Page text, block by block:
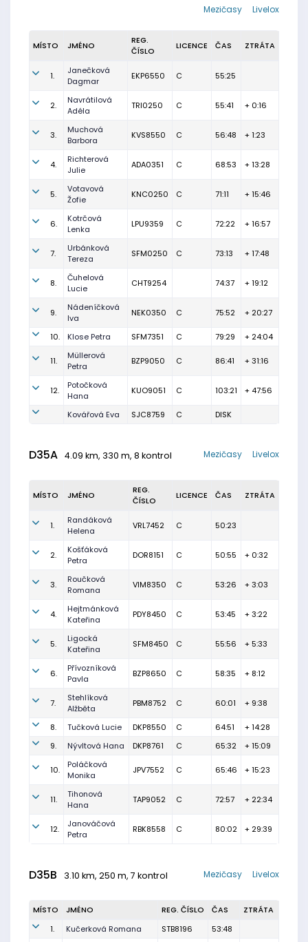
Livelox
Mezičasy
MÍSTO JMÉNO
REG.
ČÍSLO
LICENCE ČAS ZTRÁTA
1.
Janečková
Dagmar
EKP6550 C 55:25
2.
Navrátilová
Adéla
TRI0250 C 55:41 + 0:16
3.
Muchová
Barbora
KVS8550 C 56:48 + 1:23
4.
Richterová
Julie
ADA0351 C 68:53 + 13:28
5.
Votavová
Žofie
KNC0250 C 71:11 + 15:46
6.
Kotrčová
Lenka
LPU9359 C 72:22 + 16:57
7.
Urbánková
Tereza
SFM0250 C 73:13 + 17:48
8.
Čuhelová
Lucie
CHT9254 74:37 + 19:12
9.
Nádeníčková
Iva
NEK0350 C 75:52 + 20:27
10. Klose Petra SFM7351 C 79:29 + 24:04
11.
Müllerová
Petra
BZP9050 C 86:41 + 31:16
12.
Potočková
Hana
KUO9051 C 103:21 + 47:56
Kovářová Eva SJC8759 C DISK
D35A 4.09 km, 330 m, 8 kontrol Livelox
Mezičasy
MÍSTO JMÉNO
REG.
ČÍSLO
LICENCE ČAS ZTRÁTA
1.
Randáková
Helena
VRL7452 C 50:23
2.
Košťáková
Petra
DOR8151 C 50:55 + 0:32
3.
Roučková
Romana
VIM8350 C 53:26 + 3:03
4.
Hejtmánková
Kateřina
PDY8450 C 53:45 + 3:22
5.
Ligocká
Kateřina
SFM8450 C 55:56 + 5:33
6.
Přívozníková
Pavla
BZP8650 C 58:35 + 8:12
7.
Stehlíková
Alžběta
PBM8752 C 60:01 + 9:38
8. Tučková Lucie DKP8550 C 64:51
+ 14:28
9.
Nývltová Hana DKP8761 C 65:32 + 15:09
10.
Poláčková
Monika
JPV7552 C 65:46 + 15:23
11.
Tihonová
Hana
TAP9052 C 72:57 + 22:34
12.
Janováčová
Petra
RBK8558 C 80:02 + 29:39
D35B 3.10 km, 250 m, 7 kontrol Livelox
Mezičasy
MÍSTO JMÉNO REG. ČÍSLO ČAS
ZTRÁTA
1.
Kučerková Romana STB8196 53:48